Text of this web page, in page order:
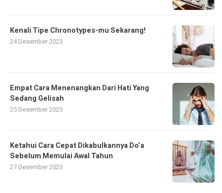
Kenali Tipe Chronotypes-mu Sekarang!
24 Desember 2023
Empat Cara Menenangkan Dari Hati Yang
Sedang Gelisah
25 Desember 2023
Ketahui Cara Cepat Dikabulkannya Do’a
Sebelum Memulai Awal Tahun
27 Desember 2023